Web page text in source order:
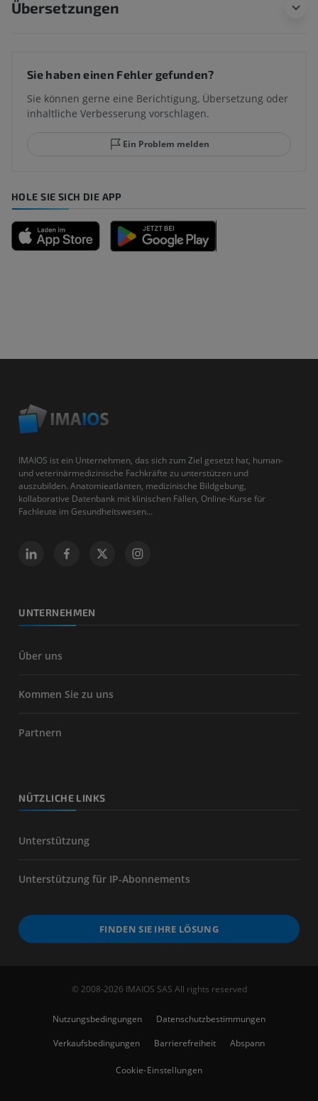
Übersetzungen
Sie haben einen Fehler gefunden?
Sie können gerne eine Berichtigung, Übersetzung oder
inhaltliche Verbesserung vorschlagen.
Ein Problem melden
HOLE SIE SICH DIE APP
IMAIOS ist ein Unternehmen, das sich zum Ziel gesetzt hat, human-
und veterinärmedizinische Fachkräfte zu unterstützen und
auszubilden. Anatomieatlanten, medizinische Bildgebung,
kollaborative Datenbank mit klinischen Fällen, Online-Kurse für
Fachleute im Gesundheitswesen...
UNTERNEHMEN
Über uns
Kommen Sie zu uns
Partnern
NÜTZLICHE LINKS
Unterstützung
Unterstützung für IP-Abonnements
FINDEN SIE IHRE LÖSUNG
© 2008-2026 IMAIOS SAS All rights reserved
Nutzungsbedingungen
Datenschutzbestimmungen
Verkaufsbedingungen
Barrierefreiheit Abspann
Cookie-Einstellungen